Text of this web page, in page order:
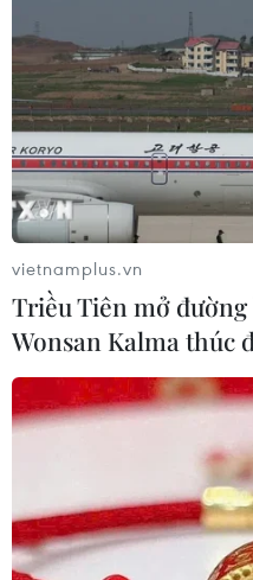
vietnamplus.vn
Triều Tiên mở
Wonsan Kalma thúc